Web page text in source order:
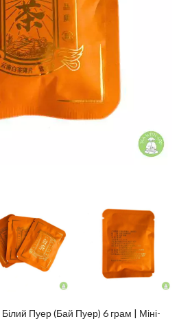
Білий Пуер (Бай Пуер) 6 грам | Міні-